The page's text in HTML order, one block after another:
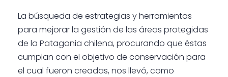
La búsqueda de estrategias y herramientas
para mejorar la gestión de las áreas protegidas
de la Patagonia chilena, procurando que éstas
cumplan con el objetivo de conservación para
el cual fueron creadas, nos llevó, como